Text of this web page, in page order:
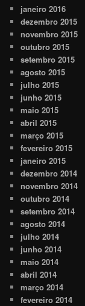
janeiro 2016
dezembro 2015
novembro 2015
outubro 2015
setembro 2015
agosto 2015
julho 2015
junho 2015
maio 2015
abril 2015
março 2015
fevereiro 2015
janeiro 2015
dezembro 2014
novembro 2014
outubro 2014
setembro 2014
agosto 2014
julho 2014
junho 2014
maio 2014
abril 2014
março 2014
fevereiro 2014